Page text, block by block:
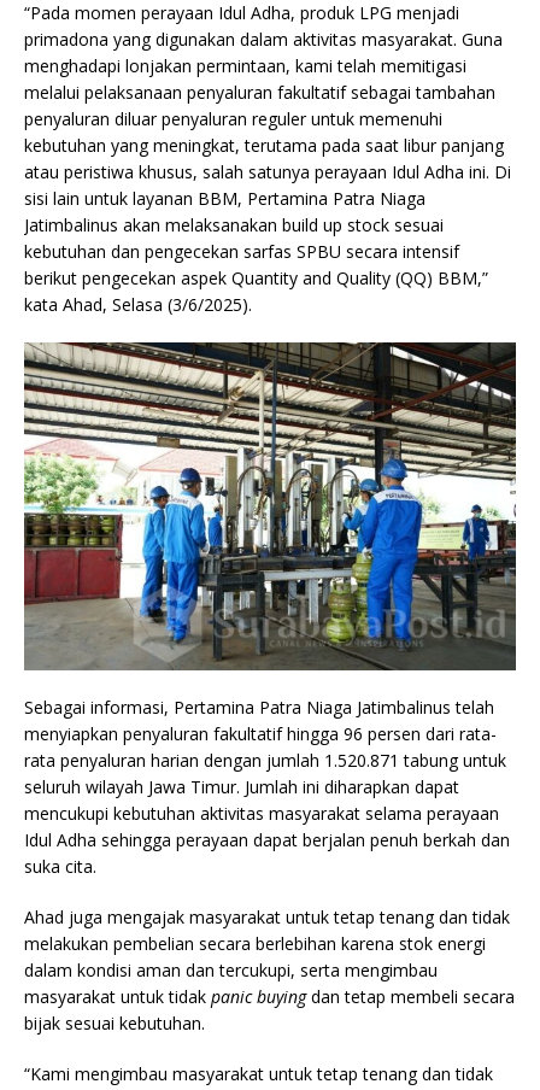
“Pada momen perayaan Idul Adha, produk LPG menjadi
primadona yang digunakan dalam aktivitas masyarakat. Guna
menghadapi lonjakan permintaan, kami telah memitigasi
melalui pelaksanaan penyaluran fakultatif sebagai tambahan
penyaluran diluar penyaluran reguler untuk memenuhi
kebutuhan yang meningkat, terutama pada saat libur panjang
atau peristiwa khusus, salah satunya perayaan Idul Adha ini. Di
sisi lain untuk layanan BBM, Pertamina Patra Niaga
Jatimbalinus akan melaksanakan build up stock sesuai
kebutuhan dan pengecekan sarfas SPBU secara intensif
berikut pengecekan aspek Quantity and Quality (QQ) BBM,”
kata Ahad, Selasa (3/6/2025).
Sebagai informasi, Pertamina Patra Niaga Jatimbalinus telah
menyiapkan penyaluran fakultatif hingga 96 persen dari rata-
rata penyaluran harian dengan jumlah 1.520.871 tabung untuk
seluruh wilayah Jawa Timur. Jumlah ini diharapkan dapat
mencukupi kebutuhan aktivitas masyarakat selama perayaan
Idul Adha sehingga perayaan dapat berjalan penuh berkah dan
suka cita.
Ahad juga mengajak masyarakat untuk tetap tenang dan tidak
melakukan pembelian secara berlebihan karena stok energi
dalam kondisi aman dan tercukupi, serta mengimbau
masyarakat untuk tidak panic buyingdan tetap membeli secara
bijak sesuai kebutuhan.
“Kami mengimbau masyarakat untuk tetap tenang dan tidak